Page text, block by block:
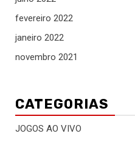
fevereiro 2022
janeiro 2022
novembro 2021
CATEGORIAS
JOGOS AO VIVO